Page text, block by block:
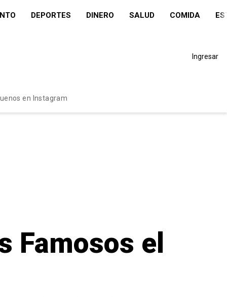
DEPORTES DINERO SALUD COMIDA
Ingresar
en Instagram
Famosos el